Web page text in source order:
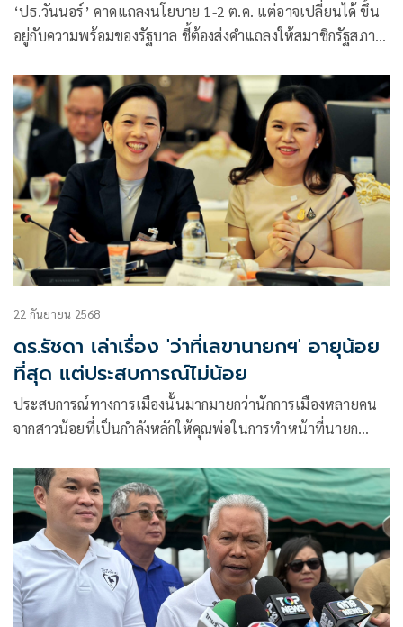
‘ปธ.วันนอร์’ คาดแถลงนโยบาย 1-2 ต.ค. แต่อาจเปลี่ยนได้ ขึ้น
อยู่กับความพร้อมของรัฐบาล ชี้ต้องส่งคำแถลงให้สมาชิกรัฐสภา
22 กันยายน 2568
ดร.รัชดา เล่าเรื่อง 'ว่าที่เลขานายกฯ' อายุน้อย
ที่สุด แต่ประสบการณ์ไม่น้อย
ประสบการณ์ทางการเมืองนั้นมากมายกว่านักการเมืองหลายคน
จากสาวน้อยที่เป็นกำลังหลักให้คุณพ่อในการทำหน้าที่นายก
เลขานุการรัฐมนตรีมหาดไทย อนุทิน